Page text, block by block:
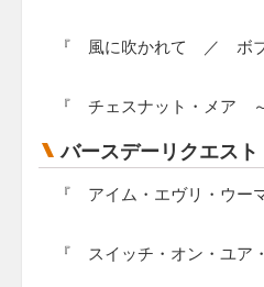
『 風に吹かれて ／ ボ
『 チェスナット・メア
バースデーリクエスト
『 アイム・エヴリ・ウ
『 スイッチ・オン・ユ